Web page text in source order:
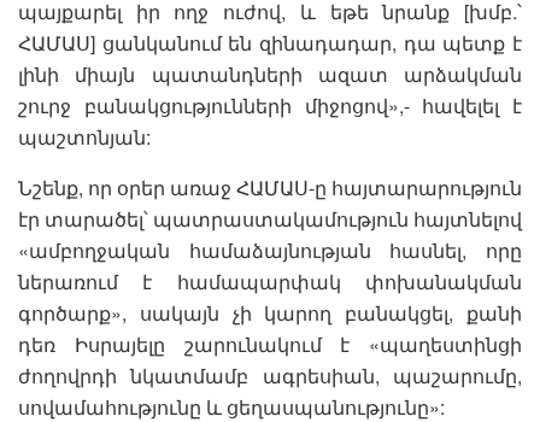
պայքարել իր ողջ ուժով, և եթե նրանք [խմբ.՝
ՀԱՄԱՍ] ցանկանում են զինադադար, դա պետք է
լինի միայն պատանդների ազատ արձակման
շուրջ բանակցությունների միջոցով»,- հավելել է
պաշտոնյան:
Նշենք, որ օրեր առաջ ՀԱՄԱՍ-ը հայտարարություն
էր տարածել՝ պատրաստակամություն հայտնելով
«ամբողջական համաձայնության հասնել, որը
ներառում է համապարփակ փոխանակման
գործարք», սակայն չի կարող բանակցել, քանի
դեռ Իսրայելը շարունակում է «պաղեստինցի
ժողովրդի նկատմամբ ագրեսիան, պաշարումը,
սովամահությունը և ցեղասպանությունը»: